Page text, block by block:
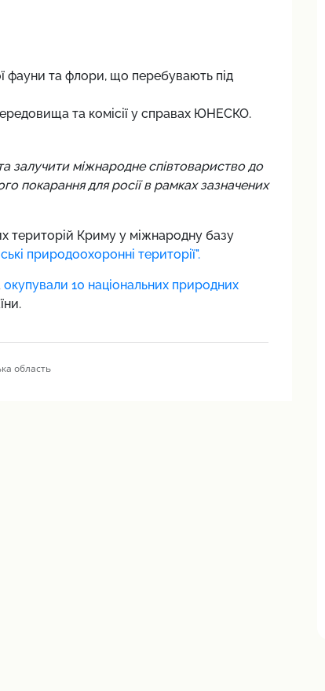
фауни та флори, що перебувають під
та комісії у справах ЮНЕСКО.
залучити міжнародне співтовариство до
покарання для росії в рамках зазначених
територій Криму у міжнародну базу
природоохоронні території".
окупували 10 національних природних
область